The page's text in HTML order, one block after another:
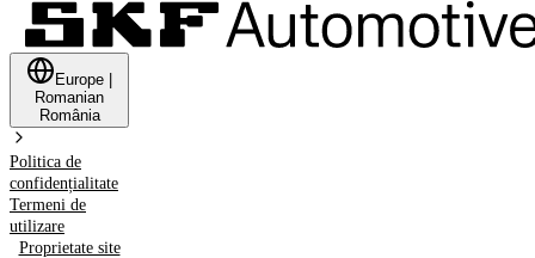
Europe
Romanian
România
Politica de
confidențialitate
Termeni de
utilizare
Proprietate site